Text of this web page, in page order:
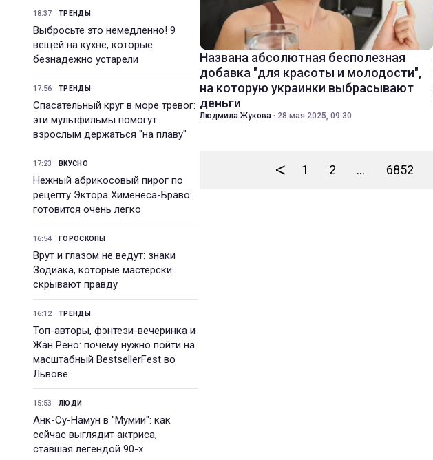
18:37 ТРЕНДЫ
Выбросьте это немедленно! 9
вещей на кухне, которые
безнадежно устарели
17:56 ТРЕНДЫ
Спасательный круг в море тревог:
эти мультфильмы помогут
взрослым держаться "на плаву"
17:23 ВКУСНО
Нежный абрикосовый пирог по
рецепту Эктора Хименеса-Браво:
готовится очень легко
16:54 ГОРОСКОПЫ
Врут и глазом не ведут: знаки
Зодиака, которые мастерски
скрывают правду
16:12 ТРЕНДЫ
Топ-авторы, фэнтези-вечеринка и
Жан Рено: почему нужно пойти на
масштабный BestsellerFest во
Львове
15:53 ЛЮДИ
Анк-Су-Намун в "Мумии": как
сейчас выглядит актриса,
ставшая легендой 90-х
Названа абсолютная бесполезная
добавка "для красоты и молодости",
на которую украинки выбрасывают
деньги
Людмила Жукова · 28 мая 2025, 09:30
< 1 2 ... 6852